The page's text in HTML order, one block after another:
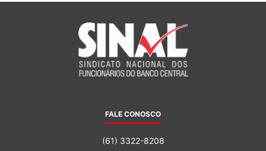
FALE CONOSCO
(61) 3322-8208